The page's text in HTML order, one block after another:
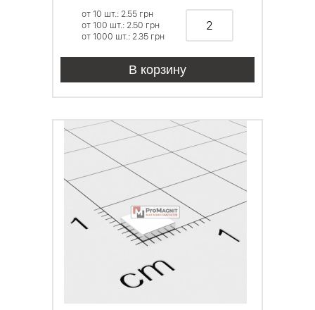
от 10 шт.: 2.55 грн
от 100 шт.: 2.50 грн
от 1000 шт.: 2.35 грн
В корзину